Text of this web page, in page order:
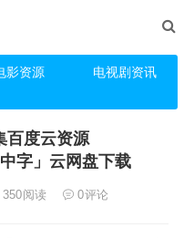
影资源
电视剧资讯
百度云资源
字」云网盘下载
350阅读 0评论